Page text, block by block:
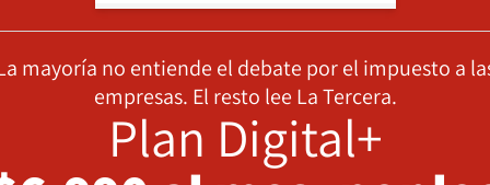
mayoría no entiende el debate por el impuesto a
empresas. El resto lee La Tercera.
Plan Digital+